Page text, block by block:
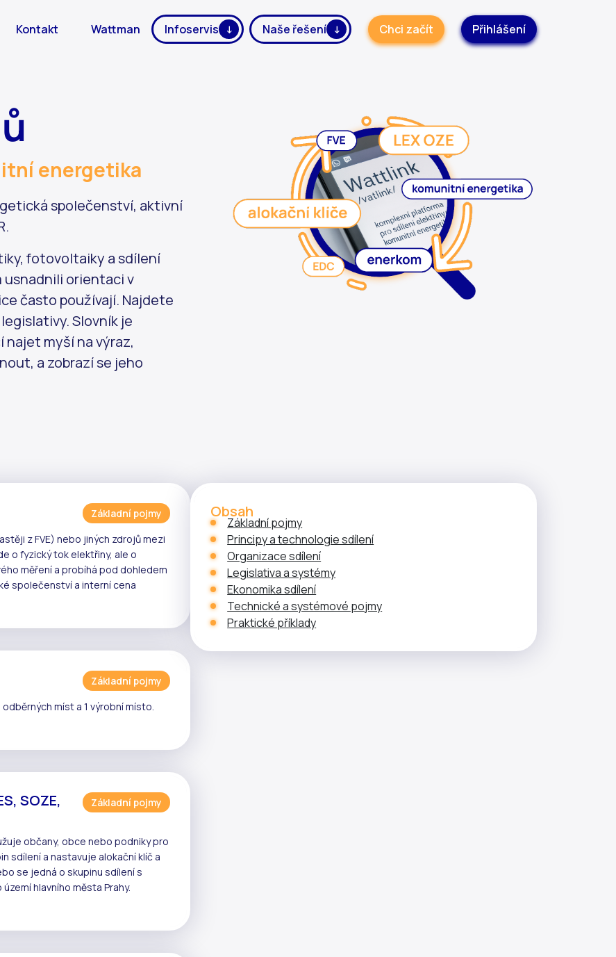
Kontakt Wattman Infoservis Naše řešení Chci začít Přihlášení
energetika
společenství, aktivní
fotovoltaiky a sdílení
usnadnili orientaci v
často používají. Najdete
Slovník je
najet myší na výraz,
a zobrazí se jeho
Základní pojmy
zFVE) nebo jiných zdrojů mezi
o fyzický tok elektřiny, ale o
měření a probíhá pod dohledem
společenství a interní cena
Základní pojmy
odběrných míst a 1 výrobní místo.
SOZE,
Základní pojmy
občany, obce nebo podniky pro
sdílení a nastavuje alokační klíč a
se jedná o skupinu sdílení s
hlavního města Prahy.
Obsah
Základní pojmy
Principy a technologie sdílení
Organizace sdílení
Legislativa a systémy
Ekonomika sdílení
Technické a systémové pojmy
Praktické příklady